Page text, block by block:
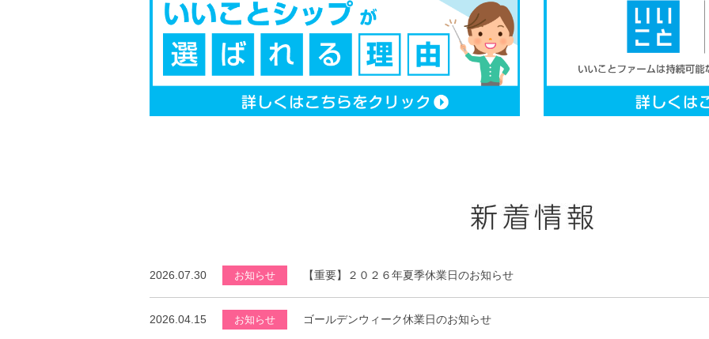
2026.07.30 お知らせ 【重要】２０２６年夏季休業日のお知らせ
2026.04.15 お知らせ ゴールデンウィーク休業日のお知らせ